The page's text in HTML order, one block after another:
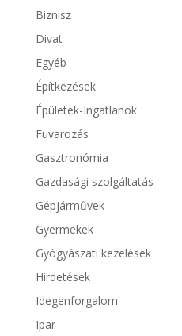
Biznisz
Divat
Egyéb
Építkezések
Épületek-Ingatlanok
Fuvarozás
Gasztronómia
Gazdasági szolgáltatás
Gépjárművek
Gyermekek
Gyógyászati kezelések
Hirdetések
Idegenforgalom
Ipar